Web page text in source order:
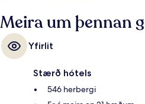
Meira um þennan
Yfirlit
Stærð hótels
546 herbergi